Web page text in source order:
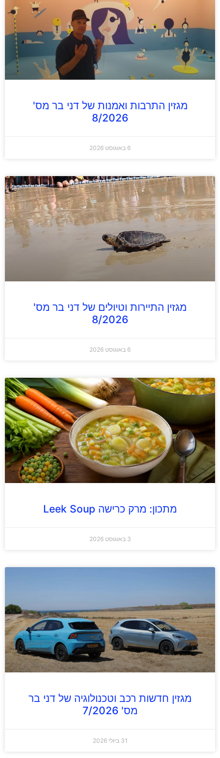
מגזין התרבות ואמנות של דני בר מס'
8/2026
6 באוגוסט 2026
מגזין התיירות וטיולים של דני בר מס'
8/2026
6 באוגוסט 2026
מתכון: מרק כרישה Leek Soup
3 באוגוסט 2026
מגזין חדשות רכב וטכנולוגיה של דני בר
מס' 7/2026
31 ביולי 2026